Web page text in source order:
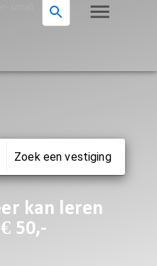
Zoek een vestiging
kan leren
50,-